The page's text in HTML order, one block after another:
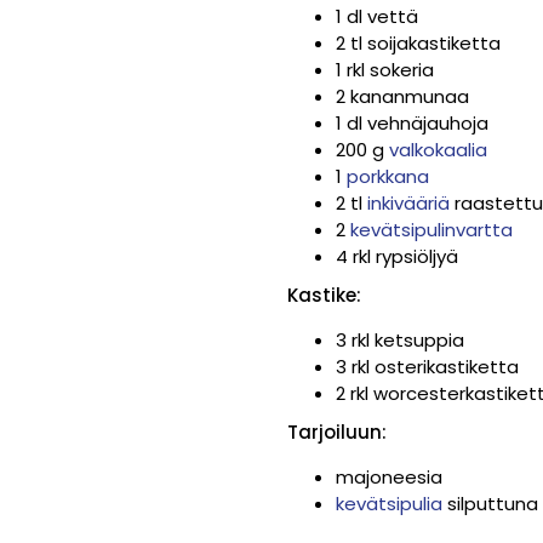
1 dl vettä
2 tl soijakastiketta
1 rkl sokeria
2 kananmunaa
1 dl vehnäjauhoja
200 gvalkokaalia
1 porkkana
2 tlinkivääriä
2kevätsipulinvartta
4 rkl rypsiöljyä
Kastike:
3 rkl ketsuppia
3 rkl osterikastiketta
2 rkl
Tarjoiluun:
majoneesia
kevätsipulia silputtuna